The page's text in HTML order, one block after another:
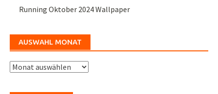
Running Oktober 2024 Wallpaper
AUSWAHL MONAT
Auswahl